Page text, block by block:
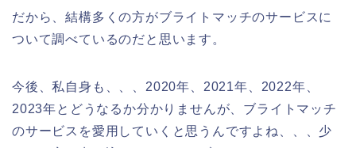
だから、結構多くの方がブライトマッチのサービスに
ついて調べているのだと思います。
今後、私自身も、、、2020年、2021年、2022年、
2023年とどうなるか分かりませんが、ブライトマッチ
のサービスを愛用していくと思うんですよね、、、少